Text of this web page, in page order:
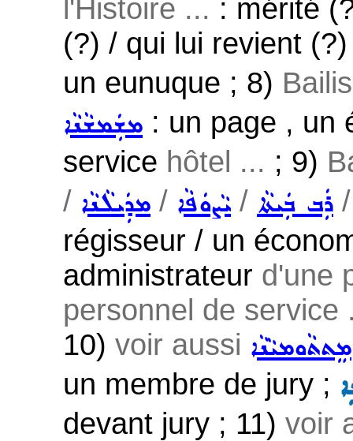
l'Histoire ... : mérité
(?) / qui lui revient
un eunuque ; 8)
ܡܫܲܡܫܵܢܵܐ : un page , un
service hôtel ... ; 9)
/ ܡܕܲܝܠܵܢܵܐ / ܝܵܨܘܿܦܵܐ / ܪܲܒ ܒܲܝܬܵܐ
régisseur / un
administrateur d'une
personnel de service
10) voir aussi ܡܸܬܬܵܘܡܝܵܢܵܐ
un membre de jury ;
devant jury ; 11) voir